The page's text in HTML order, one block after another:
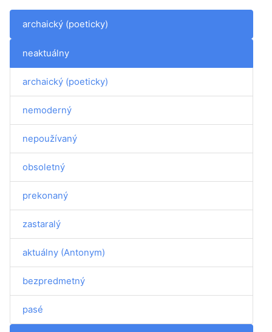
archaický (poeticky)
neaktuálny
archaický (poeticky)
nemoderný
nepoužívaný
obsoletný
prekonaný
zastaralý
aktuálny (Antonym)
bezpredmetný
pasé